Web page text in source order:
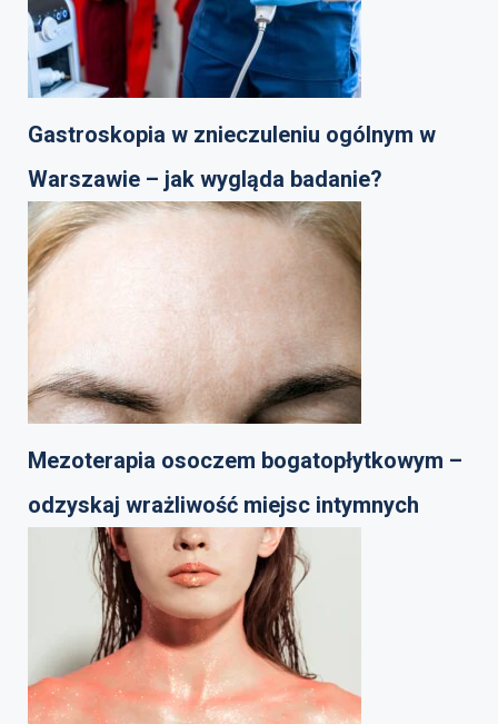
Gastroskopia w znieczuleniu ogólnym w
Warszawie – jak wygląda badanie?
Mezoterapia osoczem bogatopłytkowym –
odzyskaj wrażliwość miejsc intymnych